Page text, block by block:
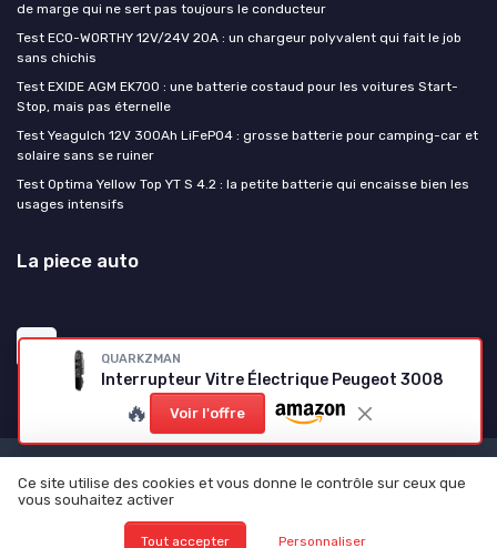
QUARKZMAN
Interrupteur Vitre Électrique Peugeot 3008
🔥 Voir l'offre
de marge qui ne sert pas toujours le conducteur
Test ECO-WORTHY 12V/24V 20A : un chargeur polyvalent qui fait le job
sans chichis
Test EXIDE AGM EK700 : une batterie costaud pour les voitures Start-
Stop, mais pas éternelle
Test Yeagulch 12V 300Ah LiFePO4 : grosse batterie pour camping-car et
solaire sans se ruiner
Test Optima Yellow Top YT S 4.2 : la petite batterie qui encaisse bien les
usages intensifs
La piece auto
Mentions légales
Politique de confidentialité
Ce site utilise des cookies et vous donne le contrôle sur ceux que
vous souhaitez activer
Tout accepter Personnaliser